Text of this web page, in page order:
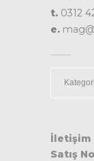
t. 0312
e.
İletişim
Satış